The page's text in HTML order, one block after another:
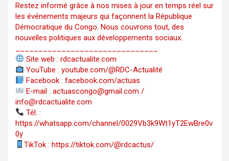
Restez informé grâce à nos mises à jour en temps réel sur
les événements majeurs qui façonnent la République
Démocratique du Congo. Nous couvrons tout, des
nouvelles politiques aux développements sociaux.
Site web : rdcactualite.com
YouTube : youtube.com/@RDC-Actualité
Facebook : facebook.com/actuas
E-mail : actuascongo@gmail.com /
info@rdcactualite.com
Tél. : ‪‪‪‪‪‪‪‪‪‪‪‪‪‪‪‪‪‪‪‪‪‪‪‪‪‪‪‪‪‪‪‪
https://whatsapp.com/channel/0029Vb3k9Wt1yT2EwBre0v
0y
TikTok : https://tiktok.com/@rdcactus/